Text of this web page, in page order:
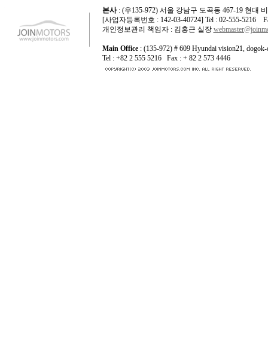
본사: (우135-972) 서울 강남구 도곡동 467-19 현대
[사업자등록번호 : 142-03-40724] Tel : 02-555-5216
개인정보관리 책임자 : 김홍근 실장
Main Office: (135-972) # 609 Hyundai vision21, dogok-
Tel : +82 2 555 5216 Fax : + 82 2 573 4446